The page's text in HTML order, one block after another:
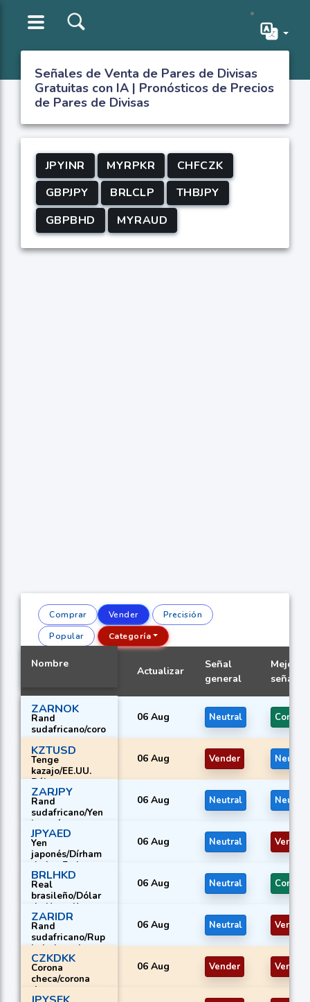
Señales de Venta de Pares de Divisas
Gratuitas con IA | Pronósticos de Precios
de Pares de Divisas
JPYINR MYRPKR
CHFCZK
GBPJPY
BRLCLP
THBJPY
GBPBHD
MYRAUD
Comprar Vender
Precisión
Popular
Categoría
Nombre
Actualizar
Señal
general
Mejor
señal
ZARNOK
Rand
sudafricano/coro
na noruega
06 Aug Neutral
KZTUSD
Tenge
kazajo/EE.UU.
Dólar
06 Aug Vender Neutral
ZARJPY
Rand
sudafricano/Yen
japonés
06 Aug Neutral Neutral
JPYAED
Yen
japonés/Dírham
de los Emiratos
Árabes Unidos
06 Aug Neutral Vender
BRLHKD
Real
brasileño/Dólar
de Hong Kong
06 Aug Neutral
ZARIDR
Rand
sudafricano/Rup
ia indonesia
06 Aug Neutral Vender
CZKDKK
Corona
checa/corona
danesa
06 Aug Vender Vender